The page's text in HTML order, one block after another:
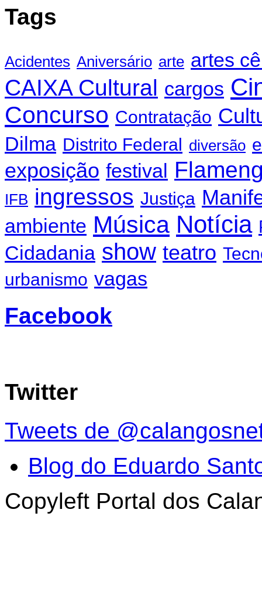
Tags
Acidentes Aniversário arte artes
CAIXA Cultural cargos
Concurso Contratação
Dilma Distrito Federal diversão
exposição festival
IFB ingressos Justiça
ambiente Música Notícia
Cidadania show teatro
urbanismo vagas
Facebook
Twitter
Tweets de
Blog do Eduardo
Copyleft Portal dos